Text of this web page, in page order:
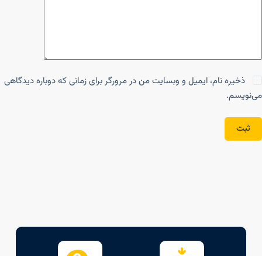
ذخیره نام، ایمیل و وبسایت من در مرورگر برای زمانی که دوباره دیدگاهی
می‌نویسم.
ثبت